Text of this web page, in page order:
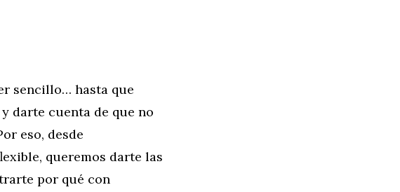
sencillo… hasta que
darte cuenta de que no
eso, desde
queremos darte las
por qué con